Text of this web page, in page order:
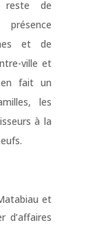
de
et de
ville et
en fait un
les
à la
et
d’affaires